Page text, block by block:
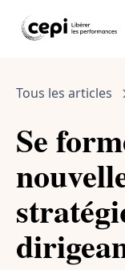
Tous les articles
Se